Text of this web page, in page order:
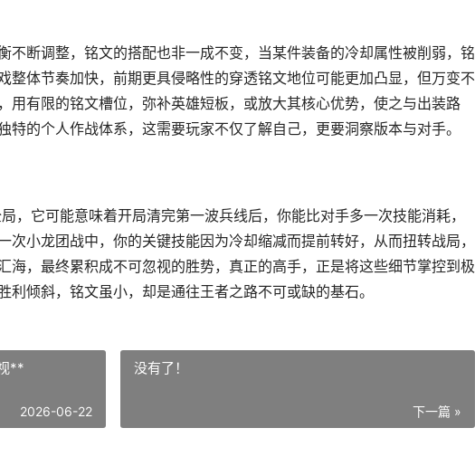
不断调整，铭文的搭配也非一成不变，当某件装备的冷却属性被削弱，铭
整体节奏加快，前期更具侵略性的穿透铭文地位可能更加凸显，但万变不
用有限的铭文槽位，弥补英雄短板，或放大其核心优势，使之与出装路
的个人作战体系，这需要玩家不仅了解自己，更要洞察版本与对手。
，它可能意味着开局清完第一波兵线后，你能比对手多一次技能消耗，
次小龙团战中，你的关键技能因为冷却缩减而提前转好，从而扭转战局，
海，最终累积成不可忽视的胜势，真正的高手，正是将这些细节掌控到极
倾斜，铭文虽小，却是通往王者之路不可或缺的基石。
**
2026-06-22
没有了！
下一篇 »